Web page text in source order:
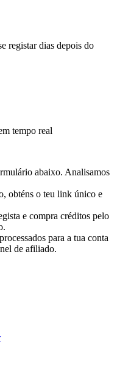
registar dias depois do
tempo real
abaixo. Analisamos
obténs o teu link único e
e compra créditos pelo
para a tua conta
de afiliado.